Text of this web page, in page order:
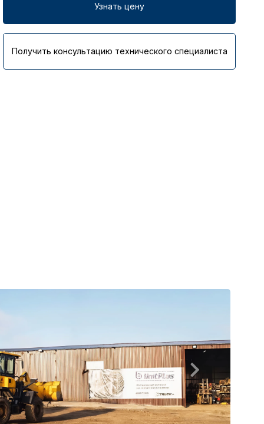
Узнать цену
Получить консультацию технического специалиста